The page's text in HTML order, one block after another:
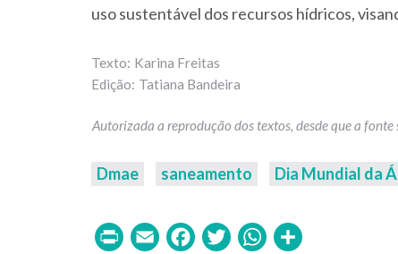
uso sustentável dos recursos hídricos,
Karina Freitas
Tatiana Bandeira
Dmae saneamento Dia Mundial da
PrintEmailFacebook
TwitterWhatsApp